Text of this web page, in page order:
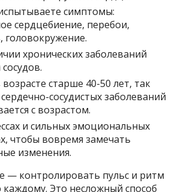
симптомы:
сердцебиение, перебои,
головокружение.
хронических заболеваний
старше 40-50 лет, так
сосудистых заболеваний
с возрастом.
и сильных эмоциональных
чтобы вовремя замечать
изменения.
— контролировать пульс и ритм
каждому. Это несложный способ